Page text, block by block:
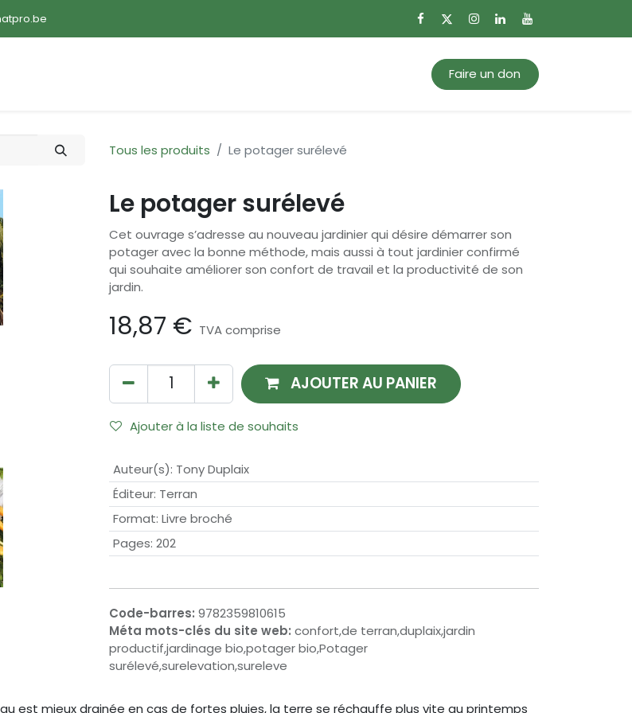
Faire un don
Tous les produits Le potager surélevé
Le potager surélevé
Cet ouvrage s’adresse au nouveau jardinier qui désire démarrer son
potager avec la bonne méthode, mais aussi à tout jardinier confirmé
qui souhaite améliorer son confort de travail et la productivité de son
jardin.
18,87 € TVA comprise
AJOUTER AU PANIER
Ajouter à la liste de souhaits
Auteur(s): Tony Duplaix
Éditeur: Terran
Format: Livre broché
Pages: 202
Code-barres: 9782359810615
Méta mots-clés du site web: confort,de terran,duplaix,jardin
productif,jardinage bio,potager bio,Potager
surélevé,surelevation,sureleve
est mieux drainée en cas de fortes pluies, la terre se réchauffe plus vite au printemps